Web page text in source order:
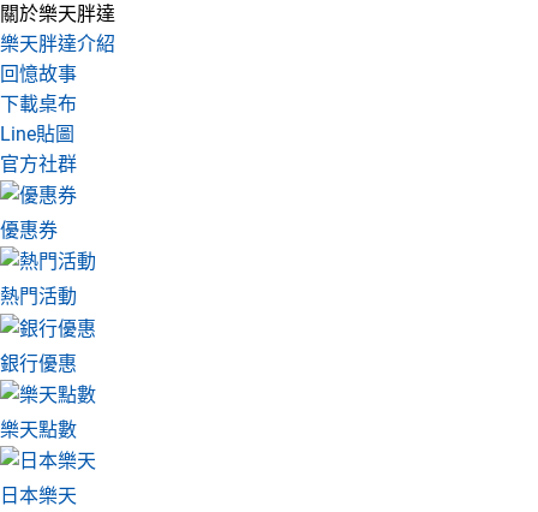
關於樂天胖達
樂天胖達介紹
回憶故事
下載桌布
Line貼圖
官方社群
優惠券
熱門活動
銀行優惠
樂天點數
日本樂天